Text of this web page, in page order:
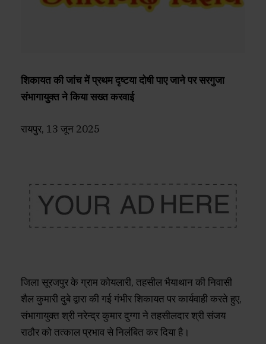
शिकायत की जांच में प्रथम दृष्टया दोषी पाए जाने पर सरगुजा
संभागायुक्त ने किया सख्त करवाई
रायपुर, 13 जून 2025
जिला सूरजपुर के ग्राम कोयलारी, तहसील भैयाथान की निवासी
शैल कुमारी दुबे द्वारा की गई गंभीर शिकायत पर कार्यवाही करते हुए,
संभागायुक्त श्री नरेन्द्र कुमार दुग्गा ने तहसीलदार श्री संजय
राठौर को तत्काल प्रभाव से निलंबित कर दिया है।